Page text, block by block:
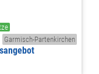
Garmisch-Partenkirchen